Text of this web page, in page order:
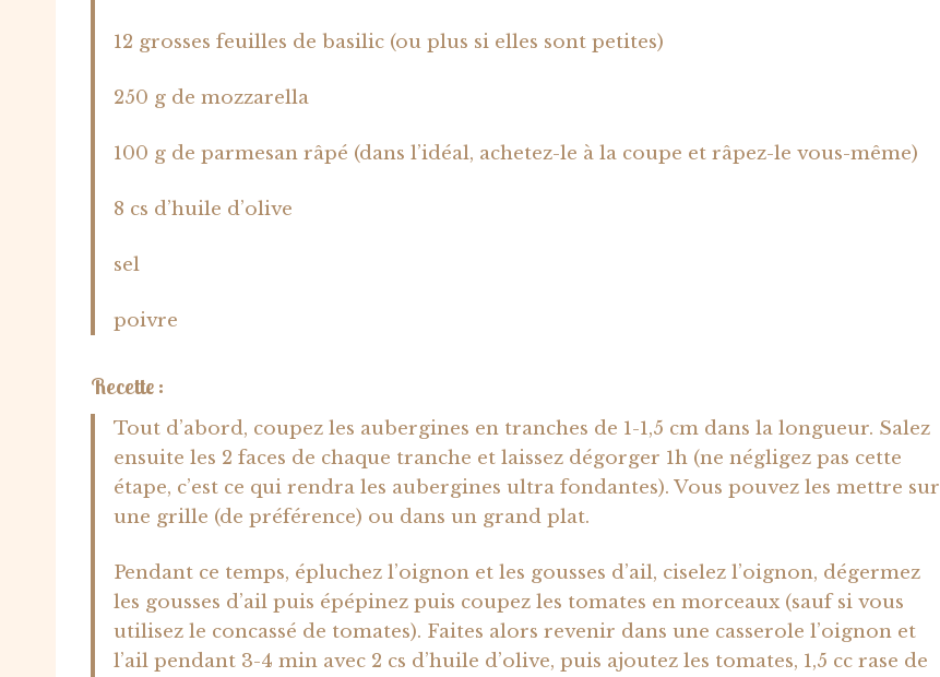
12 grosses feuilles de basilic (ou plus si elles sont petites)
250 g de mozzarella
100 g de parmesan râpé (dans l’idéal, achetez-le à la coupe et râpez-le vous-même)
8 cs d’huile d’olive
sel
poivre
Recette :
Tout d’abord, coupez les aubergines en tranches de 1-1,5 cm dans la longueur. Salez
ensuite les 2 faces de chaque tranche et laissez dégorger 1h (ne négligez pas cette
étape, c’est ce qui rendra les aubergines ultra fondantes). Vous pouvez les mettre sur
une grille (de préférence) ou dans un grand plat.
Pendant ce temps, épluchez l’oignon et les gousses d’ail, ciselez l’oignon, dégermez
les gousses d’ail puis épépinez puis coupez les tomates en morceaux (sauf si vous
utilisez le concassé de tomates). Faites alors revenir dans une casserole l’oignon et
l’ail pendant 3-4 min avec 2 cs d’huile d’olive, puis ajoutez les tomates, 1,5 cc rase de